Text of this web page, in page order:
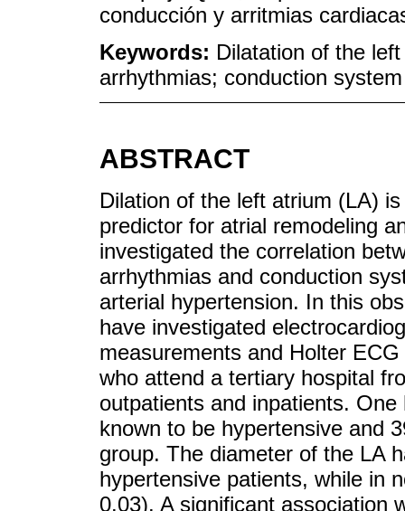
conducción y arritmias
Keywords: Dilatation of the
arrhythmias; conduction
ABSTRACT
Dilation of the left atrium (LA)
predictor for atrial remodeling
investigated the correlation
arrhythmias and conduction
arterial hypertension. In this
have investigated
measurements and Holter
who attend a tertiary hospital
outpatients and inpatients.
known to be hypertensive and
group. The diameter of the LA
hypertensive patients, while in
0.03). A significant association